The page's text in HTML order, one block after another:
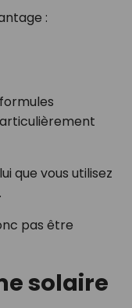
:
que vous utilisez
pas être
solaire